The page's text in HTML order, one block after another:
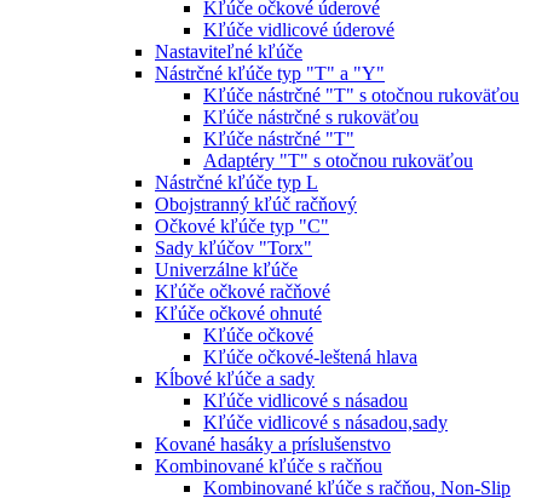
Kľúče očkové úderové
Kľúče vidlicové úderové
Nastaviteľné kľúče
Nástrčné kľúče typ "T" a "Y"
Kľúče nástrčné "T" s otočnou rukoväťou
Kľúče nástrčné s rukoväťou
Kľúče nástrčné "T"
Adaptéry "T" s otočnou rukoväťou
Nástrčné kľúče typ L
Obojstranný kľúč račňový
Očkové kľúče typ "C"
Sady kľúčov "Torx"
Univerzálne kľúče
Kľúče očkové račňové
Kľúče očkové ohnuté
Kľúče očkové
Kľúče očkové-leštená hlava
Kĺbové kľúče a sady
Kľúče vidlicové s násadou
Kľúče vidlicové s násadou,sady
Kované hasáky a príslušenstvo
Kombinované kľúče s račňou
Kombinované kľúče s račňou, Non-Slip